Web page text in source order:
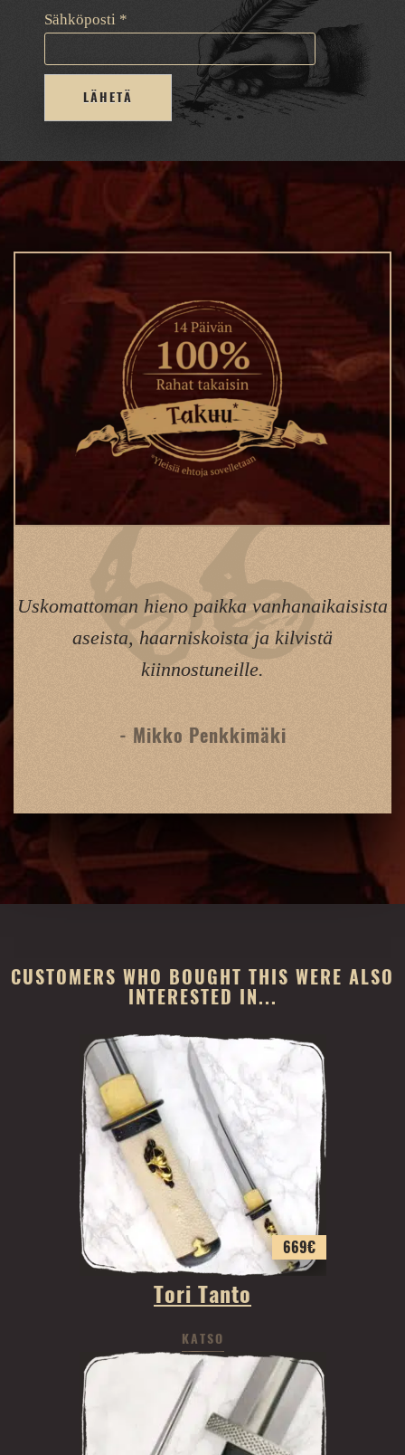
Sähköposti *
Uskomattoman hieno paikka vanhanaikaisista
aseista, haarniskoista ja kilvistä
kiinnostuneille.
- Mikko Penkkimäki
CUSTOMERS WHO BOUGHT THIS WERE ALSO
INTERESTED IN...
669€
Tori Tanto
KATSO